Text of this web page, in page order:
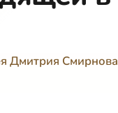
Дмитрия Смирнова